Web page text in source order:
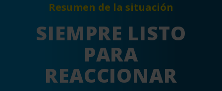
Resumen de la situación
SIEMPRE LISTO
PARA
REACCIONAR